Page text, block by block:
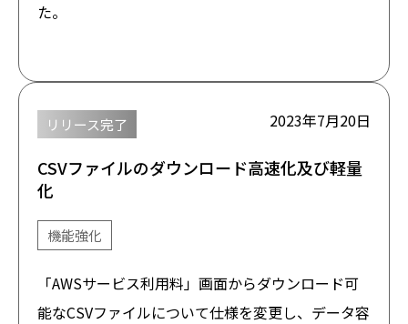
た。
リリース完了 2023年7月20日
CSVファイルのダウンロード高速化及び軽量
化
機能強化
「AWSサービス利用料」画面からダウンロード可
能なCSVファイルについて仕様を変更し、データ容